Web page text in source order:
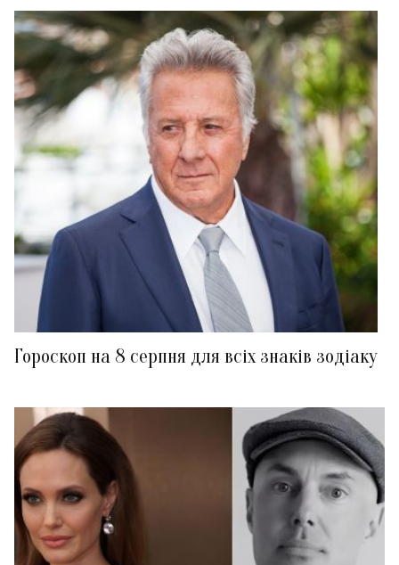
Гороскоп на 8 серпня для всіх знаків зодіаку